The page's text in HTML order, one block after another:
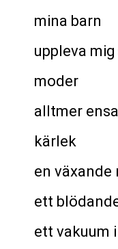
mina barn
uppleva
moder
alltmer
kärlek
en växande
ett
ett vakuum